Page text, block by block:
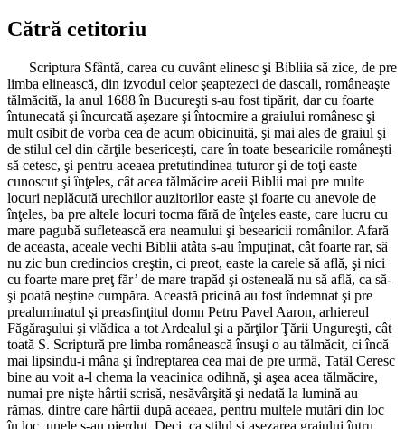
Cătră cetitoriu
Scriptura Sfântă, carea cu cuvânt elinesc şi Bibliia să zice, de pre
limba elinească, din izvodul celor şeaptezeci de dascali, româneaşte
tălmăcită, la anul 1688 în Bucureşti s-au fost tipărit, dar cu foarte
întunecată şi încurcată aşezare şi întocmire a graiului românesc şi
mult osibit de vorba cea de acum obicinuită, şi mai ales de graiul şi
de stilul cel din cărţile besericeşti, care în toate besearicile româneşti
să cetesc, şi pentru aceaea pretutindinea tuturor şi de toţi easte
cunoscut şi înţeles, cât acea tălmăcire aceii Biblii mai pre multe
locuri neplăcută urechilor auzitorilor easte şi foarte cu anevoie de
înţeles, ba pre altele locuri tocma fără de înţeles easte, care lucru cu
mare pagubă sufletească era neamului şi besearicii românilor. Afară
de aceasta, aceale vechi Biblii atâta s-au împuţinat, cât foarte rar, să
nu zic bun credincios creştin, ci preot, easte la carele să află, şi nici
cu foarte mare preţ făr’ de mare trapăd şi osteneală nu să află, ca să-
şi poată neştine cumpăra. Această pricină au fost îndemnat şi pre
prealuminatul şi preasfinţitul domn Petru Pavel Aaron, arhiereul
Făgăraşului şi vlădica a tot Ardealul şi a părţilor Ţării Ungureşti, cât
toată S. Scriptură pre limba românească însuşi o au tălmăcit, ci încă
mai lipsindu-i mâna şi îndreptarea cea mai de pre urmă, Tatăl Ceresc
bine au voit a-l chema la veacinica odihnă, şi aşea acea tălmăcire,
numai pre nişte hârtii scrisă, nesăvârşită şi nedată la lumină au
rămas, dintre care hârtii după aceaea, pentru multele mutări din loc
în loc, unele s-au pierdut. Deci, ca stilul şi aşezarea graiului întru